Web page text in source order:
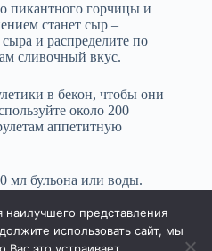
пикантного горчицы и
станет сыр –
и распределите по
сливочный вкус.
в бекон, чтобы они
около 200
аппетитную
мл бульона или воды.
представления
использовать сайт, мы